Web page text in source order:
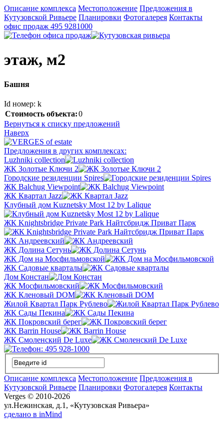
Описание комплекса Местоположение Предложения в
Кутузовской Ривьере Планировки Фотогалерея Контакты
офис продаж 495 9281000
этаж, м2
Башня
Id номер: k
Стоимость объекта:0
Вернуться к списку предложений
Наверх
Предложения в других комплексах:
Luzhniki collection
ЖК Золотые Ключи 2
Городские резиденции Spires
ЖК Balchug Viewpoint
ЖК Квартал Jazz
Клубный дом Kuznetsky Most 12 by Lalique
ЖК Knightsbridge Private Park Найтсбридж Приват Парк
ЖК Андреевский
ЖК Долина Сетунь
ЖК Дом на Мосфильмовской
ЖК Садовые кварталы
Дом Констан
ЖК Мосфильмовский
ЖК Кленовый DOM
Жилой Квартал Парк Рублево
ЖК Сады Пекина
ЖК Покровский берег
ЖК Barrin House
ЖК Смоленский De Luxe
Описание комплекса Местоположение Предложения в
Кутузовской Ривьере Планировки Фотогалерея Контакты
Verges © 2010-2026
ул.Нежинская, д.1, «Кутузовская Ривьера»
сделано в inMind